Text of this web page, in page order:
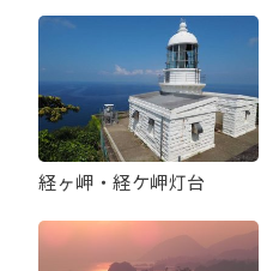
経ヶ岬・経ケ岬灯台